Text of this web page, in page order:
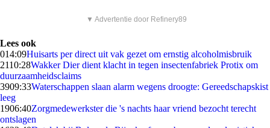
▼ Advertentie door Refinery89
Lees ook
014:09Huisarts per direct uit vak gezet om ernstig alcoholmisbruik
2110:28Wakker Dier dient klacht in tegen insectenfabriek Protix om
duurzaamheidsclaims
3909:33Waterschappen slaan alarm wegens droogte: Gereedschapskist
leeg
1906:40Zorgmedewerkster die 's nachts haar vriend bezocht terecht
ontslagen